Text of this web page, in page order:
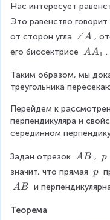
\
a
n
le
a
r
g
\
a
c
C
b
e
gi
{
c
as
es
}
O
K
O
\
\
K
Нас интересует
Это равенство
от сторон угла \
a
g
le
∠A ,
его биссектрисе A
_
{
}
AA1 .
Таким образом, мы
треугольника
Перейдем к
перпендикуляра и
серединном
Задан отрезок \
\
B
AB , \
\
p
значит, что прямая \
\
p
p
\
A
AB и
Теорема